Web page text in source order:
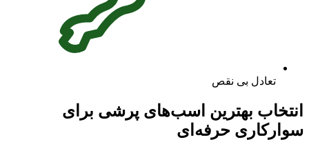
تعادل بی نقص
انتخاب بهترین اسب‌های پرشی برای
سوارکاری حرفه‌ای